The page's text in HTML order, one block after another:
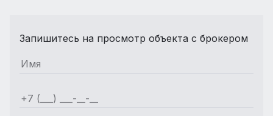
Запишитесь на просмотр объекта с брокером